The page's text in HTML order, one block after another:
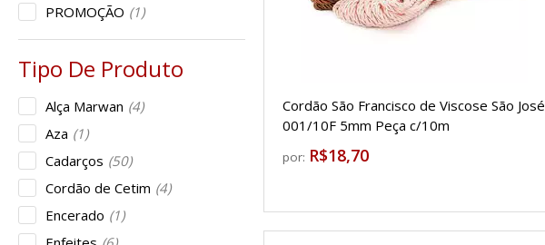
PROMOÇÃO (1)
Alça Marwan (4)
Aza (1)
Cadarços (50)
Cordão de Cetim (4)
Encerado (1)
Cordão São Francisco de Viscose São José
001/10F 5mm Peça c/10m
por: R$18,70